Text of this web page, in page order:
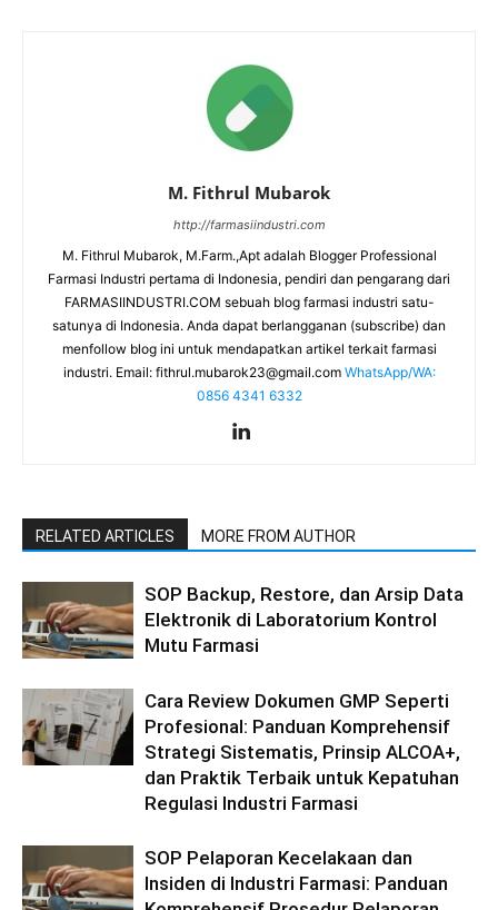
M. Fithrul Mubarok
http://farmasiindustri.com
M. Fithrul Mubarok, M.Farm.,Apt adalah Blogger Professional
Farmasi Industri pertama di Indonesia, pendiri dan pengarang dari
FARMASIINDUSTRI.COM sebuah blog farmasi industri satu-
satunya di Indonesia. Anda dapat berlangganan (subscribe) dan
menfollow blog ini untuk mendapatkan artikel terkait farmasi
industri. Email: fithrul.mubarok23@gmail.com WhatsApp/WA:
0856 4341 6332
RELATED ARTICLES MORE FROM AUTHOR
SOP Backup, Restore, dan Arsip Data
Elektronik di Laboratorium Kontrol
Mutu Farmasi
Cara Review Dokumen GMP Seperti
Profesional: Panduan Komprehensif
Strategi Sistematis, Prinsip ALCOA+,
dan Praktik Terbaik untuk Kepatuhan
Regulasi Industri Farmasi
SOP Pelaporan Kecelakaan dan
Insiden di Industri Farmasi: Panduan